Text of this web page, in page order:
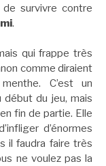
de survivre contre
.
qui frappe très
comme diraient
C’est un
du jeu, mais
fin de partie. Elle
d’énormes
il faudra faire très
ne voulez pas la